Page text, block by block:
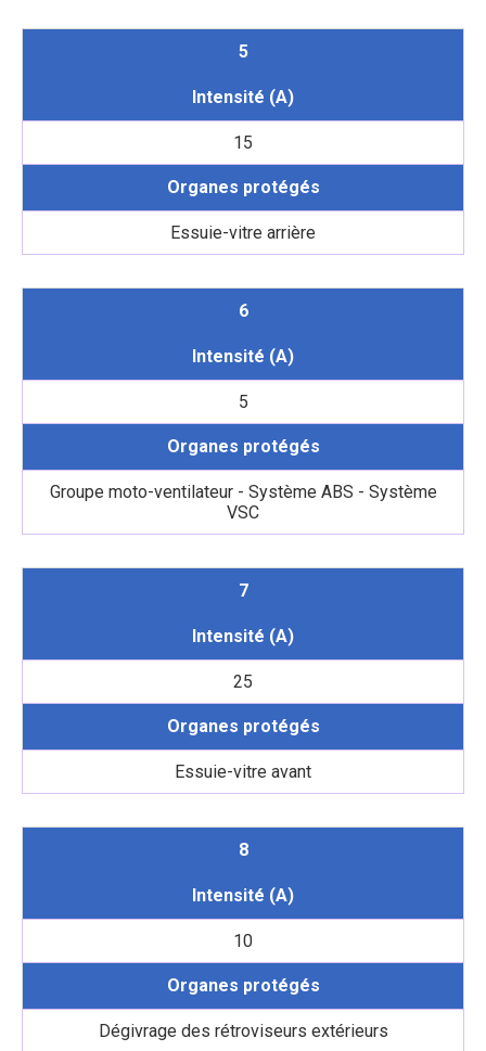
5
Intensité (A)
15
Organes protégés
Essuie-vitre arrière
6
Intensité (A)
5
Organes protégés
Groupe moto-ventilateur - Système ABS - Système
VSC
7
Intensité (A)
25
Organes protégés
Essuie-vitre avant
8
Intensité (A)
10
Organes protégés
Dégivrage des rétroviseurs extérieurs